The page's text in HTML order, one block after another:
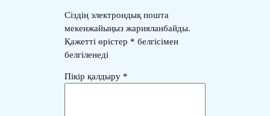
Сіздің электрондық пошта
мекенжайыңыз жарияланбайды.
Қажетті өрістер * белгісімен
белгіленеді
Пікір қалдыру *